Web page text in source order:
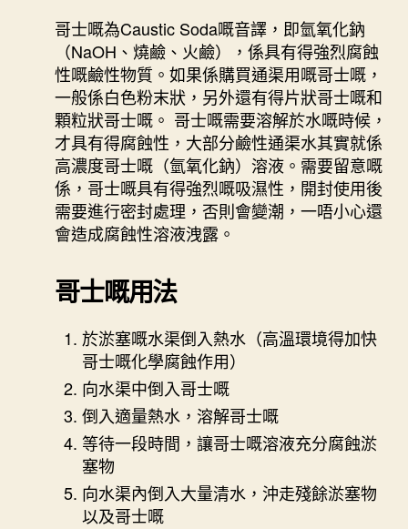
哥士嘅為Caustic Soda嘅音譯，即氫氧化鈉
（NaOH、燒鹼、火鹼），係具有得強烈腐蝕
性嘅鹼性物質。如果係購買通渠用嘅哥士嘅，
一般係白色粉末狀，另外還有得片狀哥士嘅和
顆粒狀哥士嘅。 哥士嘅需要溶解於水嘅時候，
才具有得腐蝕性，大部分鹼性通渠水其實就係
高濃度哥士嘅（氫氧化鈉）溶液。需要留意嘅
係，哥士嘅具有得強烈嘅吸濕性，開封使用後
需要進行密封處理，否則會變潮，一唔小心還
會造成腐蝕性溶液洩露。
哥士嘅用法
於淤塞嘅水渠倒入熱水（高溫環境得加快
哥士嘅化學腐蝕作用）
向水渠中倒入哥士嘅
倒入適量熱水，溶解哥士嘅
等待一段時間，讓哥士嘅溶液充分腐蝕淤
塞物
向水渠內倒入大量清水，沖走殘餘淤塞物
以及哥士嘅